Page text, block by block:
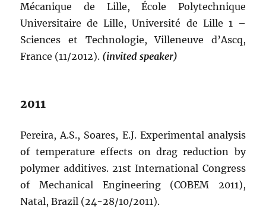
Mécanique de Lille, École Polytechnique
Universitaire de Lille, Université de Lille 1 –
Sciences et Technologie, Villeneuve d’Ascq,
France (11/2012). (invited speaker)
2011
Pereira, A.S., Soares, E.J. Experimental analysis
of temperature effects on drag reduction by
polymer additives. 21st International Congress
of Mechanical Engineering (COBEM 2011),
Natal, Brazil (24-28/10/2011).